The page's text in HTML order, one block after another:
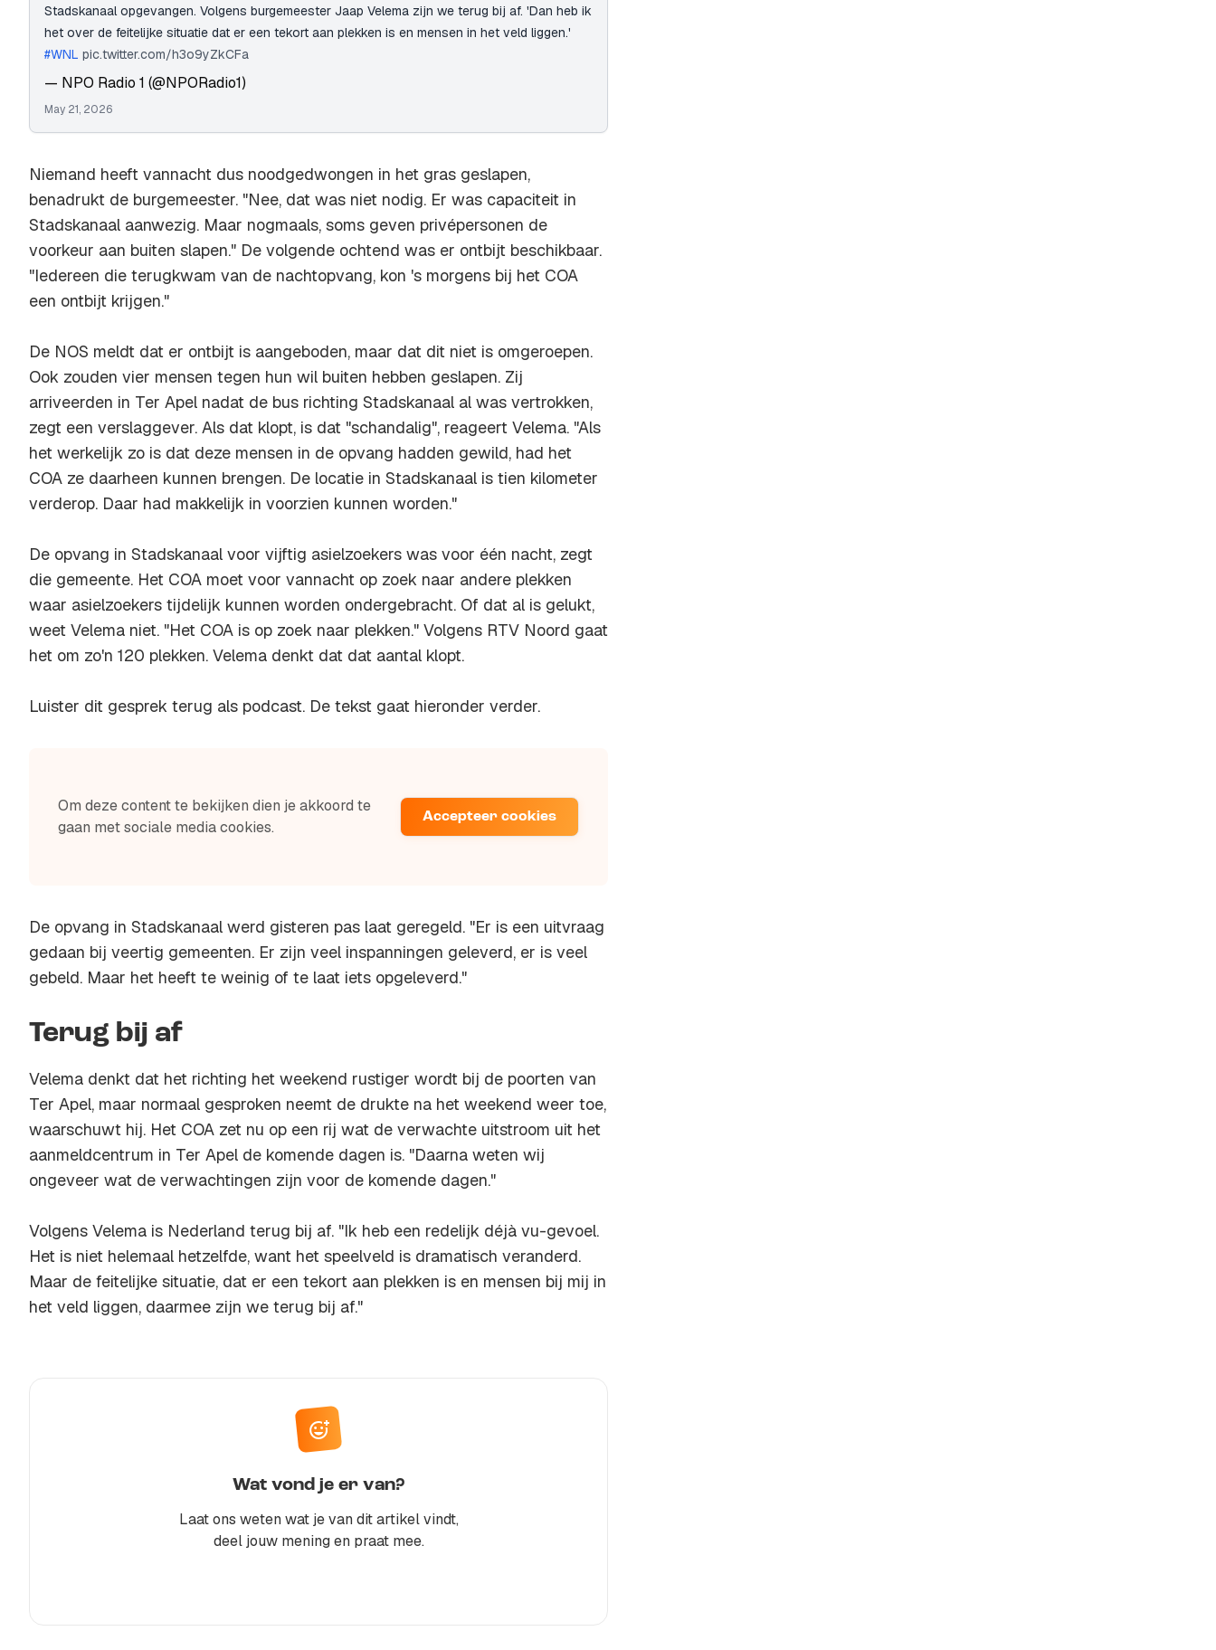
Stadskanaal opgevangen. Volgens burgemeester Jaap Velema zijn we terug bij af. 'Dan heb ik
het over de feitelijke situatie dat er een tekort aan plekken is en mensen in het veld liggen.'
#WNL pic.twitter.com/h3o9yZkCFa
— NPO Radio 1 (@NPORadio1)
May 21, 2026
Niemand heeft vannacht dus noodgedwongen in het gras geslapen,
benadrukt de burgemeester. "Nee, dat was niet nodig. Er was capaciteit in
Stadskanaal aanwezig. Maar nogmaals, soms geven privépersonen de
voorkeur aan buiten slapen." De volgende ochtend was er ontbijt beschikbaar.
"Iedereen die terugkwam van de nachtopvang, kon 's morgens bij het COA
een ontbijt krijgen."
De NOS meldt dat er ontbijt is aangeboden, maar dat dit niet is omgeroepen.
Ook zouden vier mensen tegen hun wil buiten hebben geslapen. Zij
arriveerden in Ter Apel nadat de bus richting Stadskanaal al was vertrokken,
zegt een verslaggever. Als dat klopt, is dat "schandalig", reageert Velema. "Als
het werkelijk zo is dat deze mensen in de opvang hadden gewild, had het
COA ze daarheen kunnen brengen. De locatie in Stadskanaal is tien kilometer
verderop. Daar had makkelijk in voorzien kunnen worden."
De opvang in Stadskanaal voor vijftig asielzoekers was voor één nacht, zegt
die gemeente. Het COA moet voor vannacht op zoek naar andere plekken
waar asielzoekers tijdelijk kunnen worden ondergebracht. Of dat al is gelukt,
weet Velema niet. "Het COA is op zoek naar plekken." Volgens RTV Noord gaat
het om zo'n 120 plekken. Velema denkt dat dat aantal klopt.
Luister dit gesprek terug als podcast. De tekst gaat hieronder verder.
Om deze content te bekijken dien je akkoord te
gaan met sociale media cookies.
Accepteer cookies
De opvang in Stadskanaal werd gisteren pas laat geregeld. "Er is een uitvraag
gedaan bij veertig gemeenten. Er zijn veel inspanningen geleverd, er is veel
gebeld. Maar het heeft te weinig of te laat iets opgeleverd."
Terug bij af
Velema denkt dat het richting het weekend rustiger wordt bij de poorten van
Ter Apel, maar normaal gesproken neemt de drukte na het weekend weer toe,
waarschuwt hij. Het COA zet nu op een rij wat de verwachte uitstroom uit het
aanmeldcentrum in Ter Apel de komende dagen is. "Daarna weten wij
ongeveer wat de verwachtingen zijn voor de komende dagen."
Volgens Velema is Nederland terug bij af. "Ik heb een redelijk déjà vu-gevoel.
Het is niet helemaal hetzelfde, want het speelveld is dramatisch veranderd.
Maar de feitelijke situatie, dat er een tekort aan plekken is en mensen bij mij in
het veld liggen, daarmee zijn we terug bij af."
Wat vond je er van?
Laat ons weten wat je van dit artikel vindt,
deel jouw mening en praat mee.